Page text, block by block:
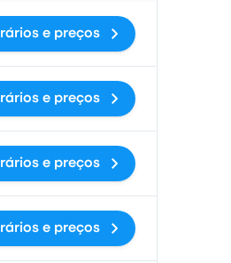
e preços
e preços
e preços
e preços